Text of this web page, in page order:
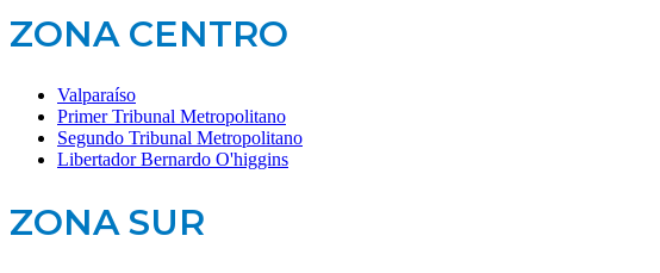
ZONA CENTRO
Valparaíso
Primer Tribunal Metropolitano
Segundo Tribunal Metropolitano
Libertador Bernardo O'higgins
ZONA SUR